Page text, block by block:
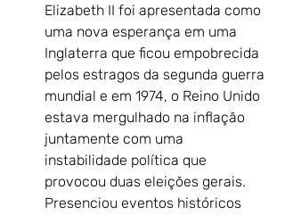
Elizabeth II foi apresentada como
uma nova esperança em uma
Inglaterra que ficou empobrecida
pelos estragos da segunda guerra
mundial e em 1974, o Reino Unido
estava mergulhado na inflação
juntamente com uma
instabilidade política que
provocou duas eleições gerais.
Presenciou eventos históricos